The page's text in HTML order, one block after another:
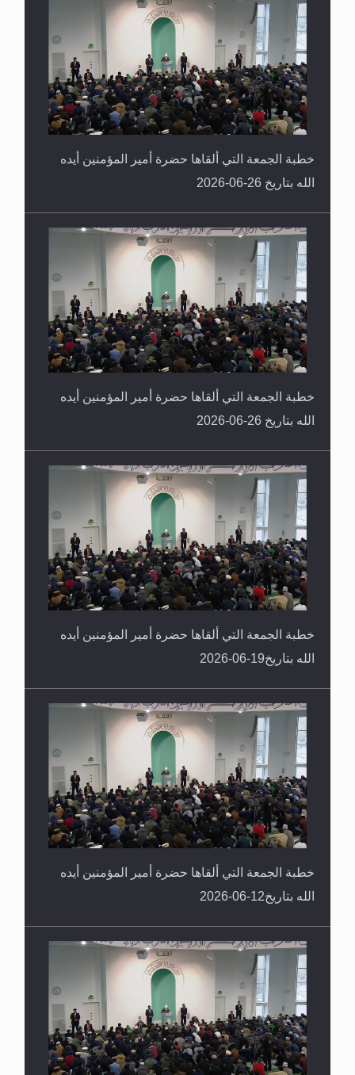
خطبة الجمعة التي ألقاها حضرة أمير المؤمنين أيده
الله بتاريخ 26-06-2026
خطبة الجمعة التي ألقاها حضرة أمير المؤمنين أيده
الله بتاريخ 26-06-2026
خطبة الجمعة التي ألقاها حضرة أمير المؤمنين أيده
الله بتاريخ19-06-2026
خطبة الجمعة التي ألقاها حضرة أمير المؤمنين أيده
الله بتاريخ12-06-2026